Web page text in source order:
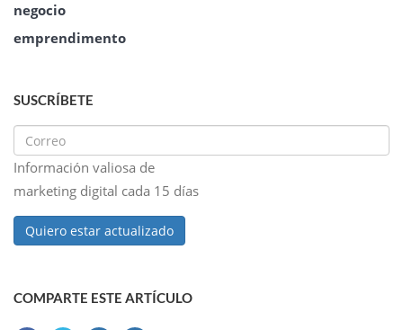
negocio
emprendimento
SUSCRÍBETE
Información valiosa de
marketing digital cada 15 días
Quiero estar actualizado
COMPARTE ESTE ARTÍCULO